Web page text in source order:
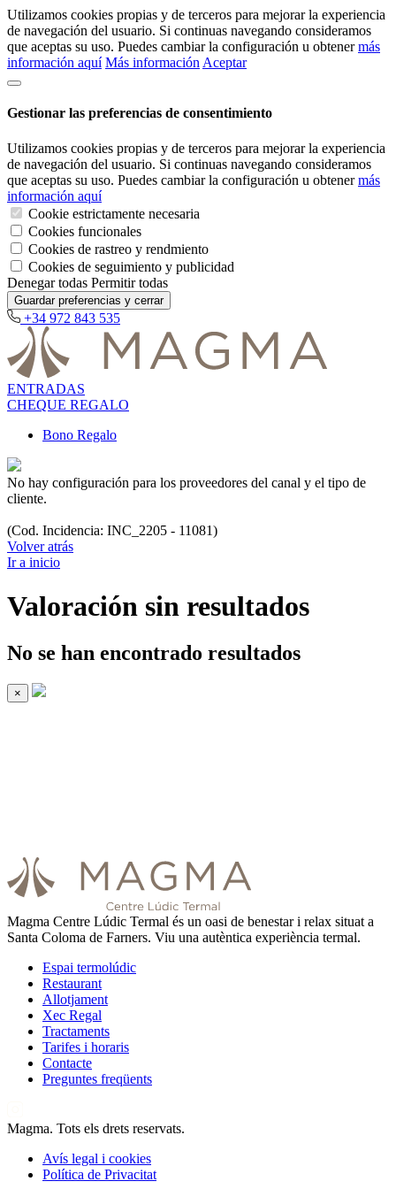
Utilizamos cookies propias y de terceros para mejorar la experiencia
de navegación del usuario. Si continuas navegando consideramos
que aceptas su uso. Puedes cambiar la configuración u obtenermás
información aquí Más información Aceptar
Gestionar las preferencias de consentimiento
Utilizamos cookies propias y de terceros para mejorar la experiencia
de navegación del usuario. Si continuas navegando consideramos
que aceptas su uso. Puedes cambiar la configuración u obtenermás
información aquí
Cookie estrictamente necesaria
Cookies funcionales
Cookies de rastreo y rendmiento
Cookies de seguimiento y publicidad
Denegar todas Permitir todas
Guardar preferencias y cerrar
+34 972 843 535
ENTRADAS
CHEQUE REGALO
Bono Regalo
No hay configuración para los proveedores del canal y el tipo de
cliente.
(Cod. Incidencia: INC_2205 - 11081)
Volver atrás
Ir a inicio
Valoración sin resultados
No se han encontrado resultados
×
Magma Centre Lúdic Termal és un oasi de benestar i relax situat a
Santa Coloma de Farners. Viu una autèntica experiència termal.
Espai termolúdic
Restaurant
Allotjament
Xec Regal
Tractaments
Tarifes i horaris
Contacte
Preguntes freqüents
Magma. Tots els drets reservats.
Avís legal i cookies
Política de Privacitat